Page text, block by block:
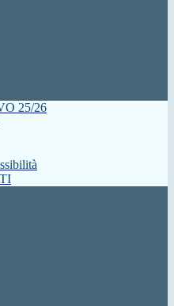
25/26